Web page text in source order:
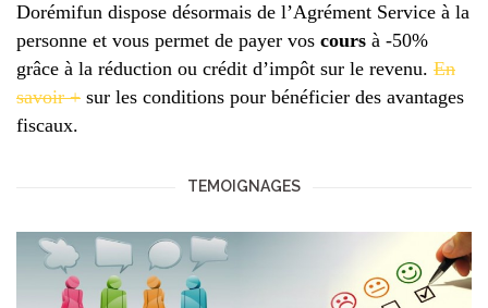
Dorémifun dispose désormais de l’Agrément Service à la
personne et vous permet de payer vos cours à -50%
grâce à la réduction ou crédit d’impôt sur le revenu. En
savoir + sur les conditions pour bénéficier des avantages
fiscaux.
TEMOIGNAGES